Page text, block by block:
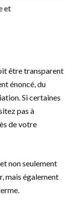
et
être transparent
énoncé, du
Si certaines
pas à
de votre
non seulement
mais également